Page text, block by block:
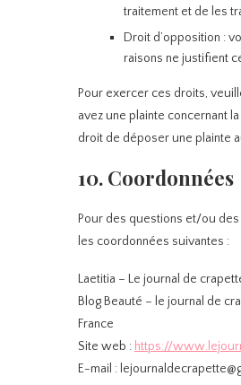
traitement et de les
Droit d’opposition :
raisons ne justifient
Pour exercer ces droits,
avez une plainte concernant
droit de déposer une plainte
10. Coordonnées
Pour des questions et/ou
les coordonnées suivantes :
Laetitia – Le journal de
Blog Beauté – le journal de
France
Site web : https://
E-mail : lejournaldecrapette@